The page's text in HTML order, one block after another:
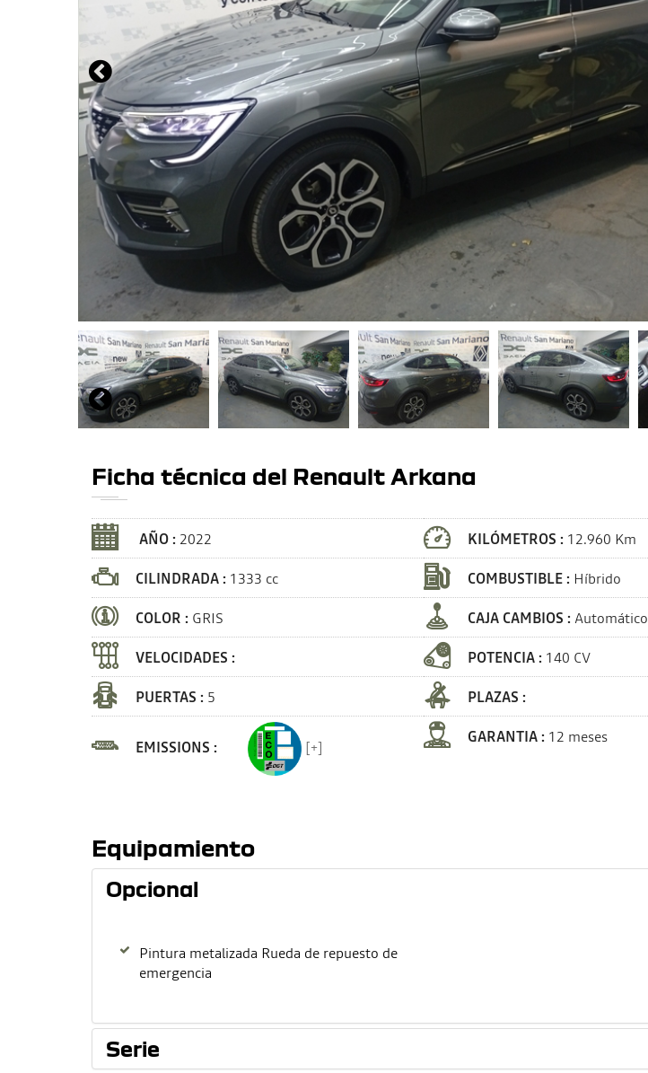
Ficha técnica del Renault Arkana
AÑO : 2022 KILÓMETROS : 12.960 Km
CILINDRADA : 1333 cc COMBUSTIBLE : Híbrido
COLOR : GRIS CAJA CAMBIOS : Automático
VELOCIDADES :
POTENCIA : 140 CV
PUERTAS : 5 PLAZAS :
EMISSIONS : [+]
GARANTIA : 12 meses
Equipamiento
Opcional
Pintura metalizada Rueda de repuesto de
emergencia
Serie